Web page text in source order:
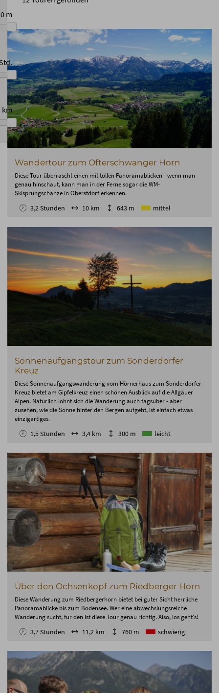
m
km
Wandertour zum Ofterschwanger Horn
Diese Tour überrascht einen mit tollen Panoramablicken - wenn man
genau hinschaut, kann man in der Ferne sogar die WM-
Skisprungschanze in Oberstdorf erkennen.
3,2 Stunden 10 km 643 m mittel
Sonnenaufgangstour zum Sonderdorfer
Kreuz
Diese Sonnenaufgangswanderung vom Hörnerhaus zum Sonderdorfer
Kreuz bietet am Gipfelkreuz einen schönen Ausblick auf die Allgäuer
Alpen. Natürlich lohnt sich die Wanderung auch tagsüber - aber
zusehen, wie die Sonne hinter den Bergen aufgeht, ist einfach etwas
einzigartiges.
1,5 Stunden 3,4 km 300 m leicht
Über den Ochsenkopf zum Riedberger Horn
Diese Wanderung zum Riedbergerhorn bietet bei guter Sicht herrliche
Panoramablicke bis zum Bodensee. Wer eine abwechslungsreiche
Wanderung sucht, für den ist diese Tour genau richtig. Also, los geht's!
3,7 Stunden 11,2 km 760 m schwierig